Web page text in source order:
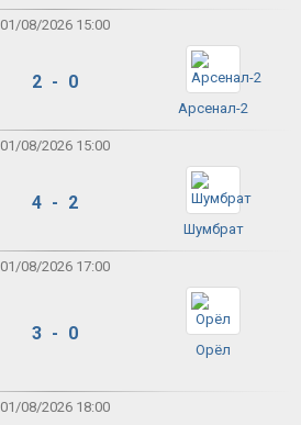
01/08/2026 15:00
2 - 0
Арсенал-2
01/08/2026 15:00
4 - 2
Шумбрат
01/08/2026 17:00
3 - 0
Орёл
01/08/2026 18:00